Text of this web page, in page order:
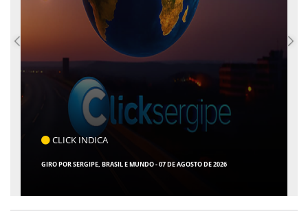
COTIDIANO
ENTRE AS CAPITAIS DO NORDESTE